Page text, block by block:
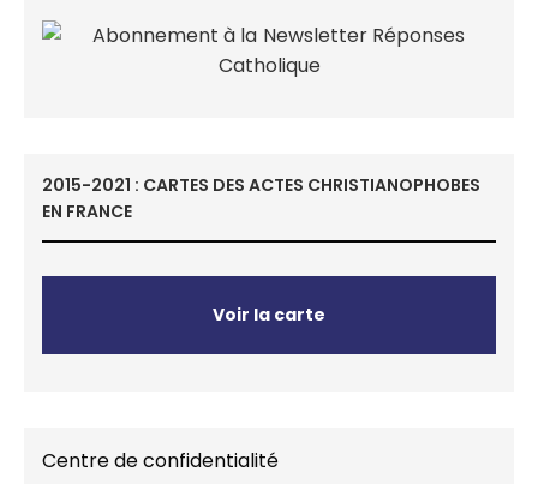
2015-2021 : CARTES DES ACTES CHRISTIANOPHOBES
EN FRANCE
Voir la carte
Centre de confidentialité